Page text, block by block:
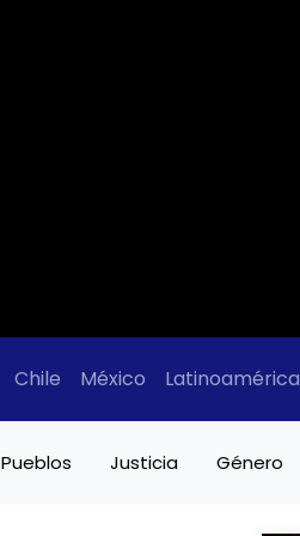
Chile México Latinoamérica
Pueblos Justicia Género